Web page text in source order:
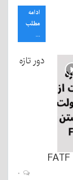
ادامه
مطلب
...
دور تازه